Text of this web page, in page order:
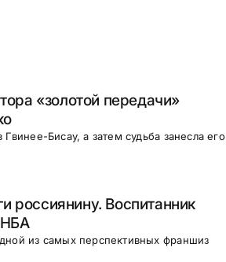
«золотой передачи»
Бисау, а затем судьба занесла его
россиянину. Воспитанник
НБА
из самых перспективных франшиз